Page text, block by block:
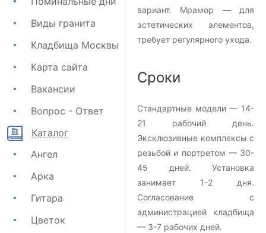
Виды гранита
Кладбища Москвы
Карта сайта
Вакансии
Вопрос - Ответ
Каталог
Ангел
Арка
Гитара
Цветок
вариант. Мрамор — для
эстетических элементов,
требует регулярного ухода.
Сроки
Стандартные модели — 14-
21 рабочий день.
Эксклюзивные комплексы с
резьбой и портретом — 30-
45 дней. Установка
занимает 1-2 дня.
Согласование с
администрацией кладбища
— 3-7 рабочих дней.